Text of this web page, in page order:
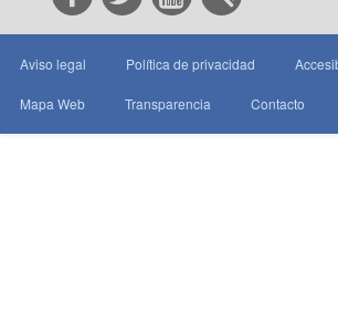
Aviso legal Política de privacidad
Mapa Web Transparencia Contacto